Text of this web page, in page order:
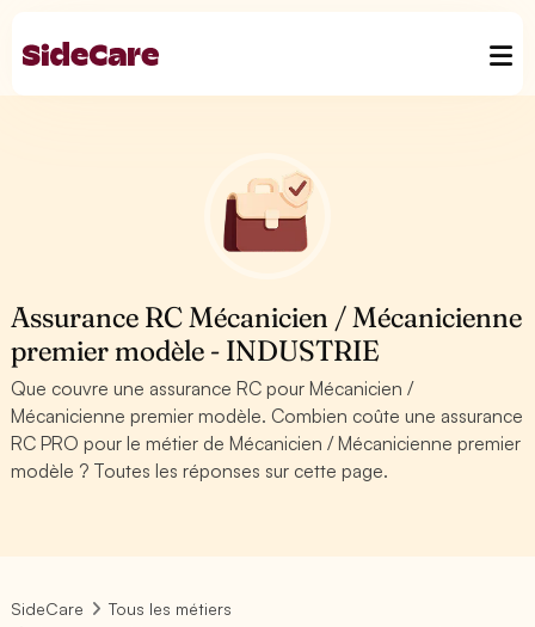
Assurance RC Mécanicien / Mécanicienne
premier modèle - INDUSTRIE
Que couvre une assurance RC pour Mécanicien /
Mécanicienne premier modèle. Combien coûte une assurance
RC PRO pour le métier de Mécanicien / Mécanicienne premier
modèle ? Toutes les réponses sur cette page.
SideCare
Tous les métiers